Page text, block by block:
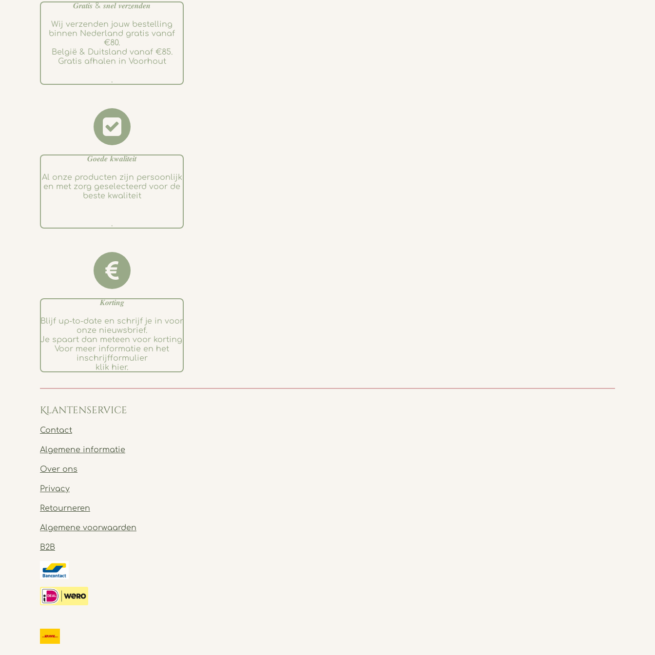
𝑮𝒓𝒂𝒕𝒊𝒔 & 𝒔𝒏𝒆𝒍 𝒗𝒆𝒓𝒛𝒆𝒏𝒅𝒆𝒏
Wij verzenden jouw bestelling
binnen Nederland gratis vanaf
€80.
België & Duitsland vanaf €85.
Gratis afhalen in Voorhout
.
𝑮𝒐𝒆𝒅𝒆 𝒌𝒘𝒂𝒍𝒊𝒕𝒆𝒊𝒕
Al onze producten zijn persoonlijk
en met zorg geselecteerd voor de
beste kwaliteit
.
𝑲𝒐𝒓𝒕𝒊𝒏𝒈
Blijf up-to-date en schrijf je in voor
onze nieuwsbrief.
Je spaart dan meteen voor korting.
Voor meer informatie en het
inschrijfformulier
klik hier.
Klantenservice
Contact
Algemene informatie
Over ons
Privacy
Retourneren
Algemene voorwaarden
B2B